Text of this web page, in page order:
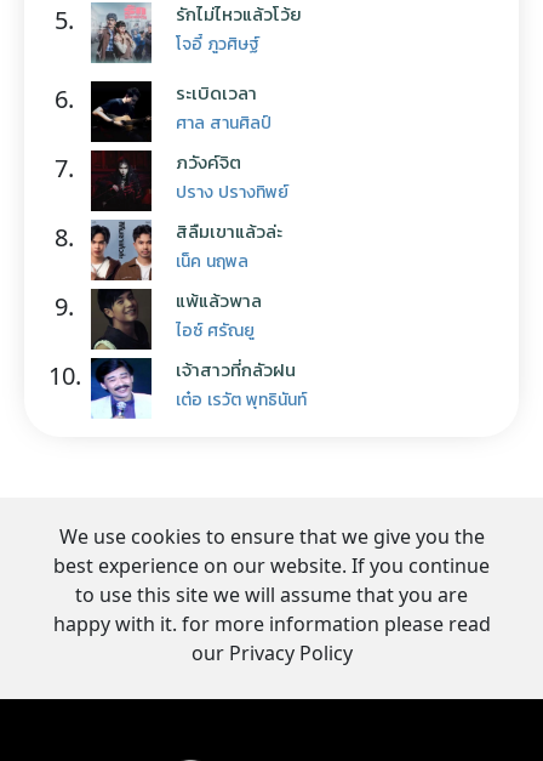
5. รักไม่ไหวแล้วโว้ย
โจอี้ ภูวศิษฐ์
6. ระเบิดเวลา
ศาล สานศิลป์
7. ภวังค์จิต
ปราง ปรางทิพย์
8. สิลืมเขาแล้วล่ะ
เน็ค นฤพล
9. แพ้แล้วพาล
ไอซ์ ศรัณยู
10. เจ้าสาวที่กลัวฝน
เต๋อ เรวัต พุทธินันท์
We use cookies to ensure that we give you the
best experience on our website. If you continue
to use this site we will assume that you are
happy with it. for more information please read
our Privacy Policy